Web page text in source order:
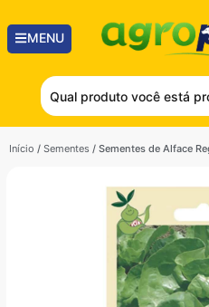
MENU
Início / Sementes / Sementes de Alface